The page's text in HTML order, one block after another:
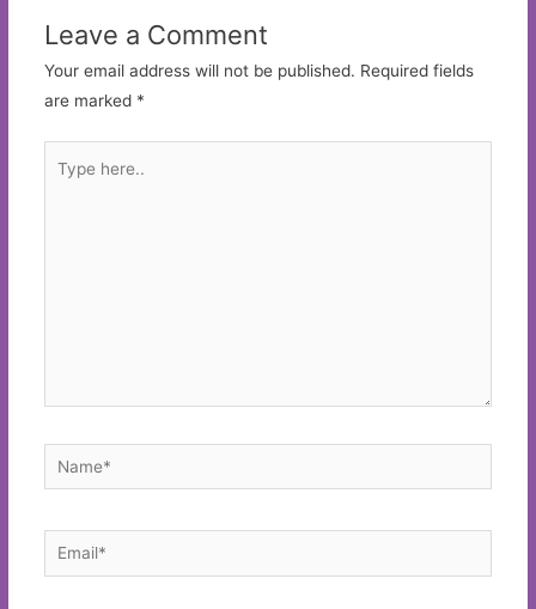
Leave a Comment
Your email address will not be published. Required fields
are marked *
here..
Name*
Email*